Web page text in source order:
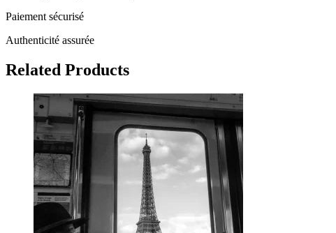
Paiement sécurisé
Authenticité assurée
Related Products